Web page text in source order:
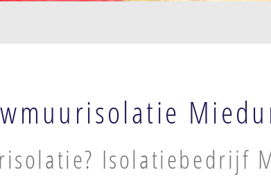
Isolatiebedrijf